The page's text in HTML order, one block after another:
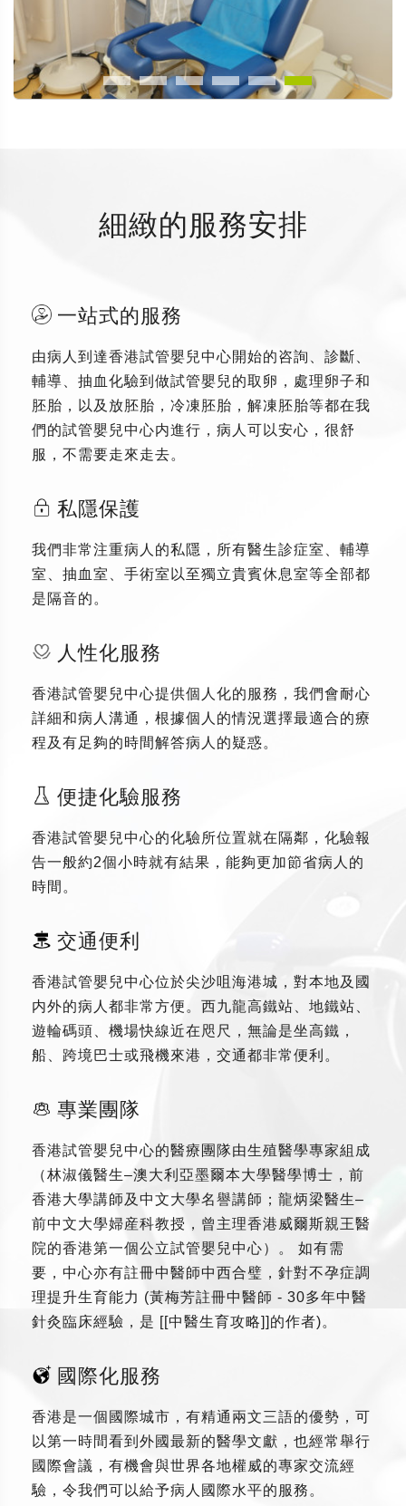
細緻的服務安排
一站式的服務
由病人到達香港試管嬰兒中心開始的咨詢、診斷、
輔導、抽血化驗到做試管嬰兒的取卵，處理卵子和
胚胎，以及放胚胎，冷凍胚胎，解凍胚胎等都在我
們的試管嬰兒中心内進行，病人可以安心，很舒
服，不需要走來走去。
私隱保護
我們非常注重病人的私隱，所有醫生診症室、輔導
室、抽血室、手術室以至獨立貴賓休息室等全部都
是隔音的。
人性化服務
香港試管嬰兒中心提供個人化的服務，我們會耐心
詳細和病人溝通，根據個人的情況選擇最適合的療
程及有足夠的時間解答病人的疑惑。
便捷化驗服務
香港試管嬰兒中心的化驗所位置就在隔鄰，化驗報
告一般約2個小時就有結果，能夠更加節省病人的
時間。
交通便利
香港試管嬰兒中心位於尖沙咀海港城，對本地及國
内外的病人都非常方便。西九龍高鐵站、地鐵站、
遊輪碼頭、機場快線近在咫尺，無論是坐高鐵，
船、跨境巴士或飛機來港，交通都非常便利。
專業團隊
香港試管嬰兒中心的醫療團隊由生殖醫學專家組成
（林淑儀醫生–澳大利亞墨爾本大學醫學博士，前
香港大學講師及中文大學名譽講師；龍炳梁醫生–
前中文大學婦産科教授，曾主理香港威爾斯親王醫
院的香港第一個公立試管嬰兒中心）。 如有需
要，中心亦有註冊中醫師中西合璧，針對不孕症調
理提升生育能力 (黃梅芳註冊中醫師 - 30多年中醫
針灸臨床經驗，是 [[中醫生育攻略]]的作者)。
國際化服務
香港是一個國際城市，有精通兩文三語的優勢，可
以第一時間看到外國最新的醫學文獻，也經常舉行
國際會議，有機會與世界各地權威的專家交流經
驗，令我們可以給予病人國際水平的服務。